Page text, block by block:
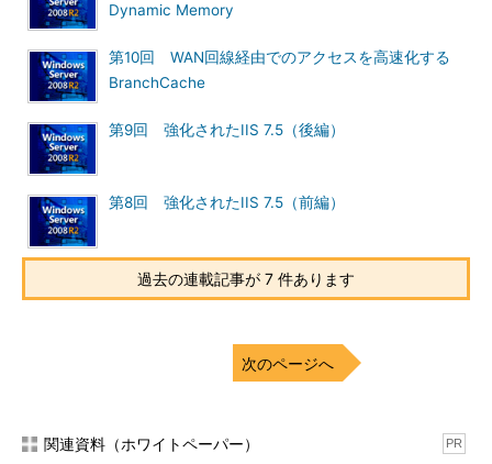
せる技術である。これをベースにして、Windowsドメイン上で集
境である。
境を展開するのがHyper-Vを使ったVDIである。今回解説する
RemoteFXは、VDI方式の仮想デスクトップ環境における拡張機
Windows Server 2008 R2におけるVDIの全体像
Dynamic Memory
第10回 WAN回線経由でのアクセスを高速化する
BranchCache
第9回 強化されたIIS 7.5（後編）
第8回 強化されたIIS 7.5（前編）
過去の連載記事が 7 件あります
次のページへ
関連資料（ホワイトペーパー） PR